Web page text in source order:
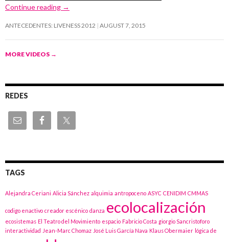
Continue reading →
ANTECEDENTES: LIVENESS 2012 AUGUST 7, 2015
MORE VIDEOS →
REDES
TAGS
Alejandra Ceriani Alicia Sánchez alquimia antropoceno ASYC CENIDIM CMMAS
codigo enactivo creador escénico danza ecolocalización
ecosistemas El Teatro del Movimiento espacio Fabricio Costa giorgio Sancristoforo
interactividad Jean-Marc Chomaz José Luis García Nava Klaus Obermaier lógica de